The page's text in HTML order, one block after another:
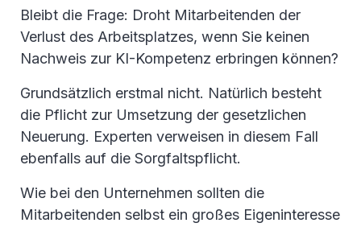
Bleibt die Frage: Droht Mitarbeitenden der
Verlust des Arbeitsplatzes, wenn Sie keinen
Nachweis zur KI-Kompetenz erbringen können?
Grundsätzlich erstmal nicht. Natürlich besteht
die Pflicht zur Umsetzung der gesetzlichen
Neuerung. Experten verweisen in diesem Fall
ebenfalls auf die Sorgfaltspflicht.
Wie bei den Unternehmen sollten die
Mitarbeitenden selbst ein großes Eigeninteresse